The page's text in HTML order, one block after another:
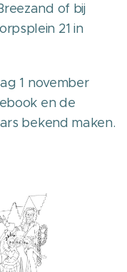
of bij
21 in
1 november
en de
bekend maken.